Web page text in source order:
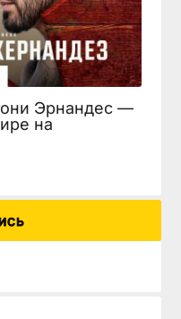
Эрнандес —
на